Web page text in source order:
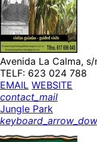
Avenida La Calma,
TELF: 623 024 788
EMAIL WEBSITE
contact_mail
Jungle Park